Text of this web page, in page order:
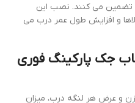
تضمین می کنند. نصب این
و افزایش طول عمر درب می
جک پارکینگ فوری
و عرض هر لنگه درب، میزان